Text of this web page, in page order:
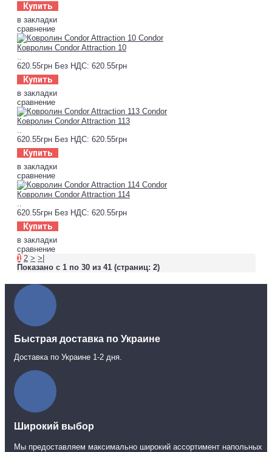
Купить
в закладки
сравнение
Ковролин Condor Attraction 10
620.55грн Без НДС: 620.55грн
Купить
в закладки
сравнение
Ковролин Condor Attraction 113
620.55грн Без НДС: 620.55грн
Купить
в закладки
сравнение
Ковролин Condor Attraction 114
620.55грн Без НДС: 620.55грн
Купить
в закладки
сравнение
1 2 > >|
Показано с 1 по 30 из 41 (страниц: 2)
Быстрая доставка по Украине
Доставка по Украине 1-2 дня.
Широкий выбор
Мы предоставляем максимально широкий ассортимент напольных